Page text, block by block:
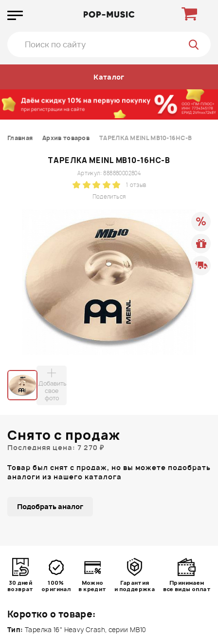
Каталог
Главная Архив товаров ТАРЕЛКА MEINL MB10-16HC-B
ТАРЕЛКА MEINL MB10-16HC-B
Поделиться
Артикул: 888880002804
1 отзыв
Добавить
свое
фото
Коротко о товаре:
Тип: Тарелка 16" Heavy Crash, серии MB10
Снято с продаж
Последняя цена: 7 270 ₽
Товар был снят с продаж, но вы можете подобрать
аналоги из нашего каталога
Подобрать аналог
30 дней
возврат
100%
оригинал
Можно
в кредит
Гарантия
и поддержка
Принимаем
все виды оплат